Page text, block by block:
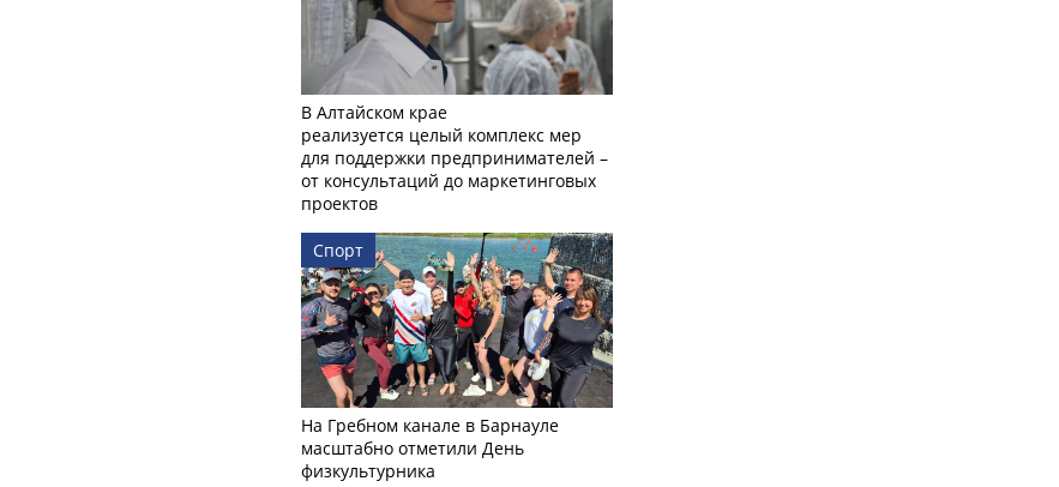
В Алтайском крае
реализуется целый комплекс мер
для поддержки предпринимателей –
от консультаций до маркетинговых
проектов
Спорт
На Гребном канале в Барнауле
масштабно отметили День
физкультурника